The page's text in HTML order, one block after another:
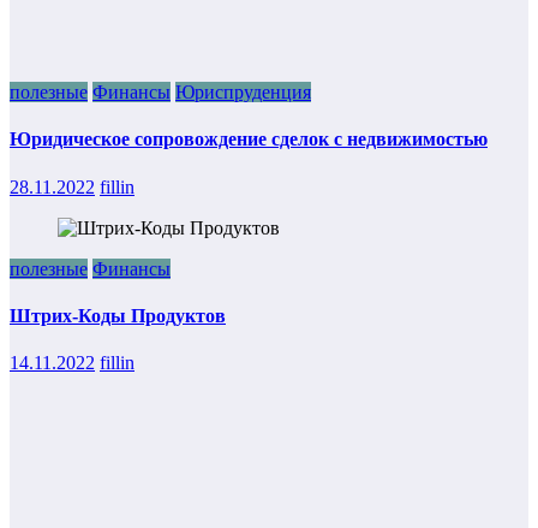
полезные Финансы Юриспруденция
Юридическое сопровождение сделок с недвижимостью
28.11.2022 fillin
полезные Финансы
Штрих-Коды Продуктов
14.11.2022 fillin